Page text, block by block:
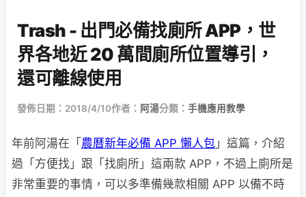
Trash - 出門必備找廁所 APP，世
界各地近 20 萬間廁所位置導引，
還可離線使用
發佈日期：2018/4/10作者： 阿湯分類： 手機應用教學
年前阿湯在「 農曆新年必備 APP 懶人包 」這篇，介紹
過「方便找」跟「找廁所」這兩款 APP，不過上廁所是
非常重要的事情，可以多準備幾款相關 APP 以備不時